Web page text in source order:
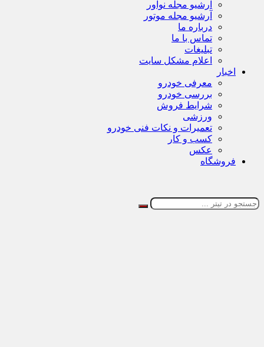
آرشیو مجله نوآور
آرشیو مجله موتور
درباره ما
تماس با ما
تبلیغات
اعلام مشکل سایت
اخبار
معرفی خودرو
بررسی خودرو
شرایط فروش
ورزشی
تعمیرات و نکات فنی خودرو
کسب و کار
عکس
فروشگاه